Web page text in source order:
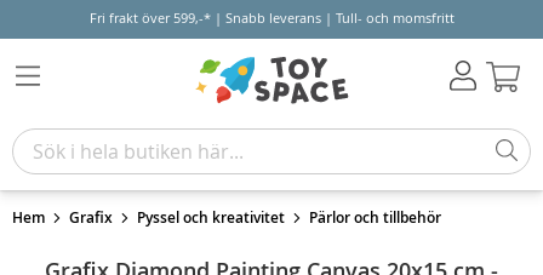
Fri frakt över 599,-* | Snabb leverans | Tull- och momsfritt
Hem Grafix Pyssel och kreativitet Pärlor och tillbehör